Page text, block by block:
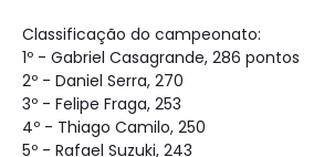
Classificação do campeonato:
1º - Gabriel Casagrande, 286 pontos
2º - Daniel Serra, 270
3º - Felipe Fraga, 253
4º - Thiago Camilo, 250
5º - Rafael Suzuki, 243